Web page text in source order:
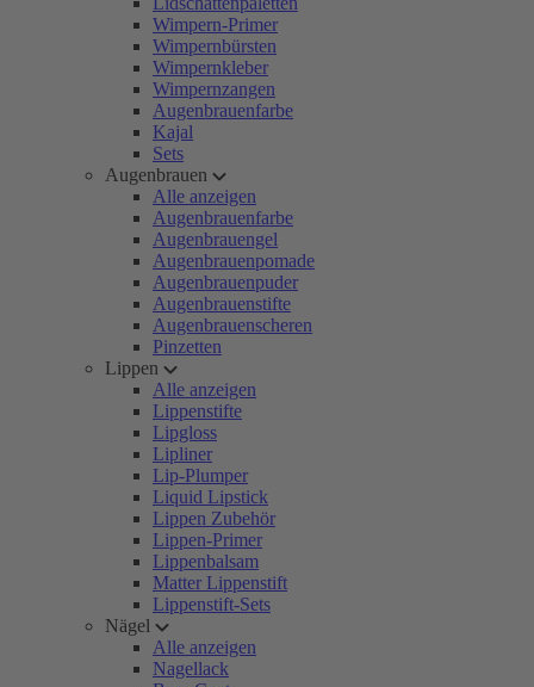
Wimpern-Primer
Wimpernbürsten
Wimpernkleber
Wimpernzangen
Augenbrauenfarbe
Kajal
Sets
Augenbrauen
Alle anzeigen
Augenbrauenfarbe
Augenbrauengel
Augenbrauenpomade
Augenbrauenpuder
Augenbrauenstifte
Augenbrauenscheren
Pinzetten
Lippen
Alle anzeigen
Lippenstifte
Lipgloss
Lipliner
Lip-Plumper
Liquid Lipstick
Lippen Zubehör
Lippen-Primer
Lippenbalsam
Matter Lippenstift
Lippenstift-Sets
Nägel
Alle anzeigen
Nagellack